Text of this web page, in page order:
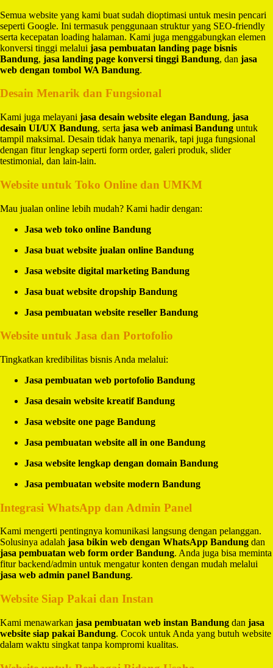
Semua website yang kami buat sudah dioptimasi untuk mesin pencari
seperti Google. Ini termasuk penggunaan struktur yang SEO-friendly
serta kecepatan loading halaman. Kami juga menggabungkan elemen
konversi tinggi melalui jasa pembuatan landing page bisnis
Bandung, jasa landing page konversi tinggi Bandung, dan jasa
web dengan tombol WA Bandung.
Desain Menarik dan Fungsional
Kami juga melayani jasa desain website elegan Bandung, jasa
desain UI/UX Bandung, serta jasa web animasi Bandung untuk
tampil maksimal. Desain tidak hanya menarik, tapi juga fungsional
dengan fitur lengkap seperti form order, galeri produk, slider
testimonial, dan lain-lain.
Website untuk Toko Online dan UMKM
Mau jualan online lebih mudah? Kami hadir dengan:
Jasa web toko online Bandung
Jasa buat website jualan online Bandung
Jasa website digital marketing Bandung
Jasa buat website dropship Bandung
Jasa pembuatan website reseller Bandung
Website untuk Jasa dan Portofolio
Tingkatkan kredibilitas bisnis Anda melalui:
Jasa pembuatan web portofolio Bandung
Jasa desain website kreatif Bandung
Jasa website one page Bandung
Jasa pembuatan website all in one Bandung
Jasa website lengkap dengan domain Bandung
Jasa pembuatan website modern Bandung
Integrasi WhatsApp dan Admin Panel
Kami mengerti pentingnya komunikasi langsung dengan pelanggan.
Solusinya adalah jasa bikin web dengan WhatsApp Bandung dan
jasa pembuatan web form order Bandung. Anda juga bisa meminta
fitur backend/admin untuk mengatur konten dengan mudah melalui
jasa web admin panel Bandung.
Website Siap Pakai dan Instan
Kami menawarkan jasa pembuatan web instan Bandung dan jasa
website siap pakai Bandung. Cocok untuk Anda yang butuh website
dalam waktu singkat tanpa kompromi kualitas.